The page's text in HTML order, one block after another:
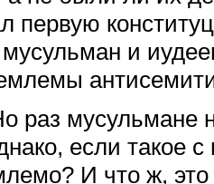
первую
и
раз мусульмане
если такое
И что ж, это